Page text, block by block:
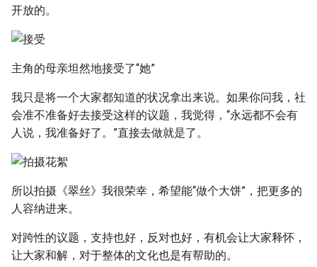
开放的。
主角的母亲坦然地接受了“她”
我只是将一个大家都知道的状况拿出来说。如果你问我，社
会准不准备好去接受这样的议题，我觉得，“永远都不会有
人说，我准备好了。”直接去做就是了。
所以拍摄《翠丝》我很荣幸，希望能“做个大饼”，把更多的
人容纳进来。
对跨性的议题，支持也好，反对也好，有机会让大家释怀，
让大家和解，对于整体的文化也是有帮助的。